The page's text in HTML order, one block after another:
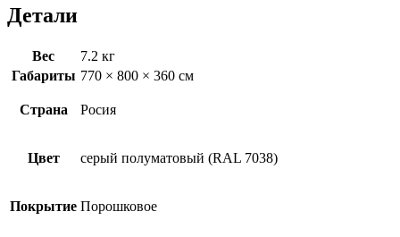
Детали
Вес
7.2 кг
Габариты 770 × 800 × 360 см
Страна Росия
Цвет серый полуматовый (RAL 7038)
Покрытие Порошковое